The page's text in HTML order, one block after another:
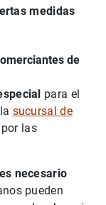
medidas
de
para el
sucursal de
las
necesario
pueden